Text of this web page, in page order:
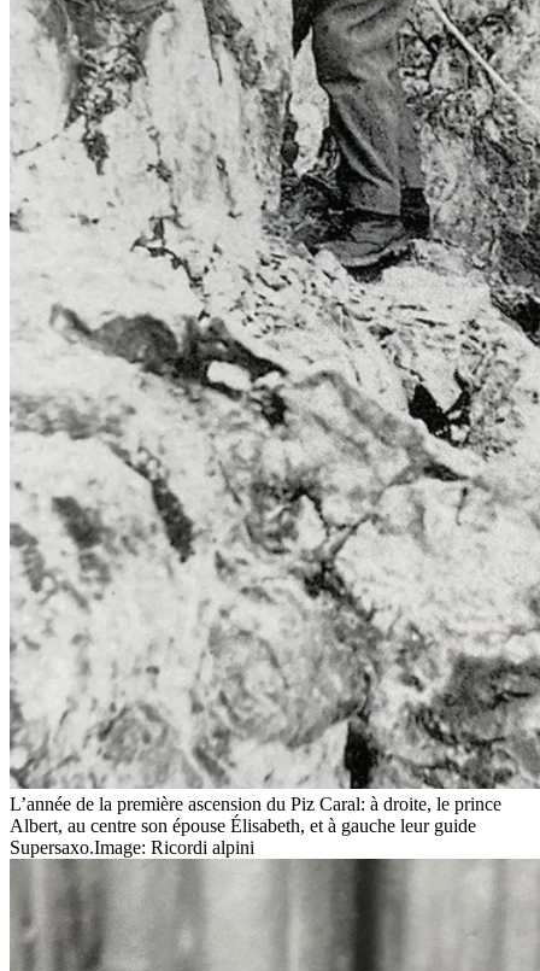
L’année de la première ascension du Piz Caral: à droite, le prince
Albert, au centre son épouse Élisabeth, et à gauche leur guide
Supersaxo.Image: Ricordi alpini